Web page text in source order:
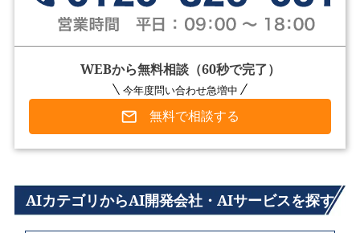
WEBから無料相談（60秒で完了）
今年度問い合わせ急増中
無料で相談する
AIカテゴリからAI開発会社・AIサービスを探す